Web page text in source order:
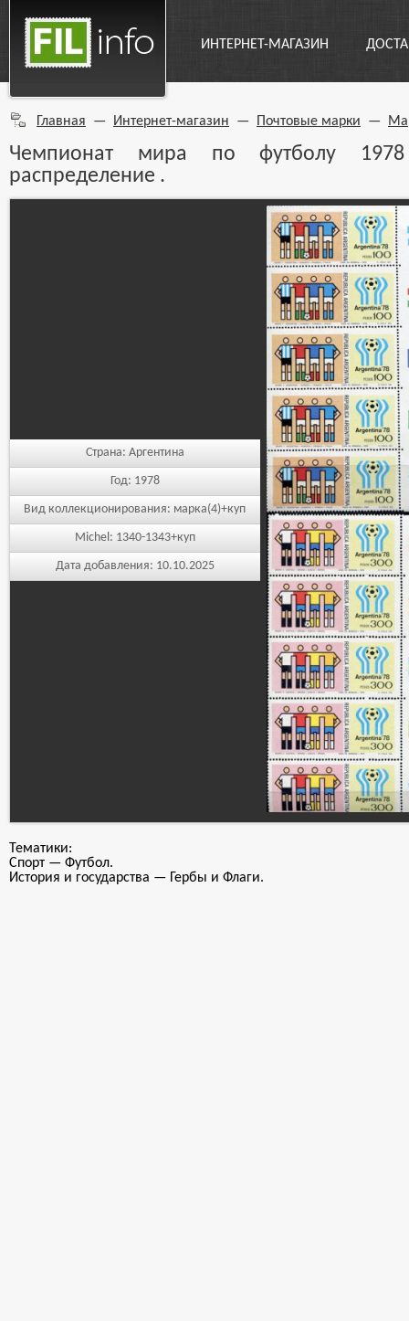
ИНТЕРНЕТ-МАГАЗИН
Главная — Интернет-магазин — Почтовые марки —
Чемпионат мира по футболу 1978
распределение .
Страна: Аргентина
Год: 1978
Вид коллекционирования: марка(4)+куп
Michel: 1340-1343+куп
Дата добавления: 10.10.2025
Тематики:
Спорт — Футбол.
История и государства — Гербы и Флаги.